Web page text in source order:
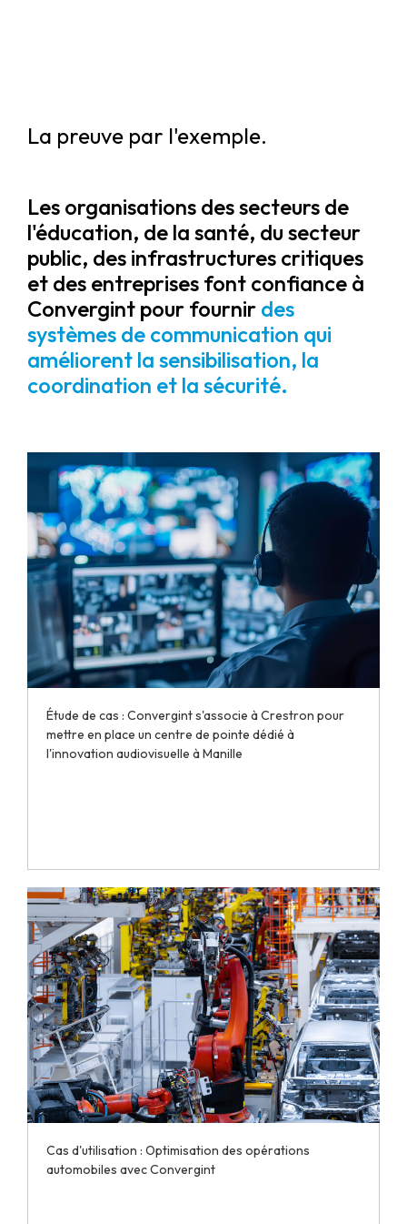
La preuve par l'exemple.
Les organisations des secteurs de
l'éducation, de la santé, du secteur
public, des infrastructures critiques
et des entreprises font confiance à
Convergint pour fournir des
systèmes de communication qui
améliorent la sensibilisation, la
coordination et la sécurité.
Étude de cas : Convergint s'associe à Crestron pour
mettre en place un centre de pointe dédié à
l'innovation audiovisuelle à Manille
Cas d'utilisation : Optimisation des opérations
automobiles avec Convergint